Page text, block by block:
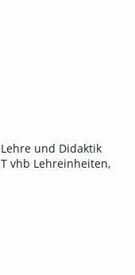
und Didaktik
vhb Lehreinheiten,